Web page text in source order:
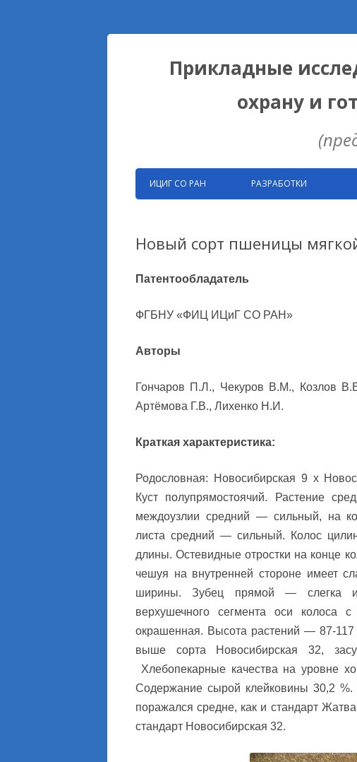
Прикладные
охрану и
ИЦИГ СО РАН РАЗРАБОТКИ
Новый сорт пшеницы
Патентообладатель
ФГБНУ «ФИЦ ИЦиГ СО РАН»
Авторы
Гончаров П.Л., Чекуров В.М., Козлов
Артёмова Г.В., Лихенко Н.И.
Краткая характеристика:
Родословная: Новосибирская 9 х
Куст полупрямостоячий. Растение
междоузлии средний — сильный, на
листа средний — сильный. Колос
длины. Остевидные отростки на конце
чешуя на внутренней стороне имеет
ширины. Зубец прямой — слегка
верхушечного сегмента оси колоса
окрашенная. Высота растений — 87-117
выше сорта Новосибирская 32,
Хлебопекарные качества на уровне
Содержание сырой клейковины 30,2
поражался средне, как и стандарт
стандарт Новосибирская 32.